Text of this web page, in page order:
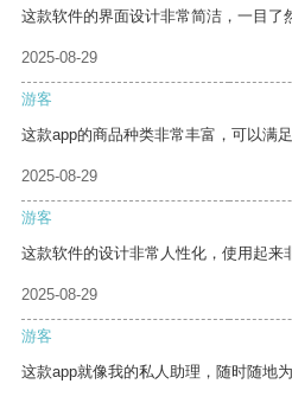
这款软件的界面设计非常简洁，一目了
2025-08-29
游客
这款app的商品种类非常丰富，可以满
2025-08-29
游客
这款软件的设计非常人性化，使用起来
2025-08-29
游客
这款app就像我的私人助理，随时随地